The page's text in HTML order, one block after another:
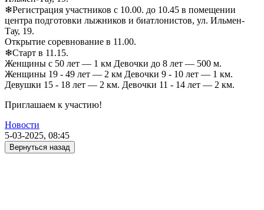
❄Регистрация участников с 10.00. до 10.45 в помещении
центра подготовки лыжников и биатлонистов, ул. Ильмен-
Тау, 19.
Открытие соревнование в 11.00.
❄Старт в 11.15.
Женщины с 50 лет — 1 км Девочки до 8 лет — 500 м.
Женщины 19 - 49 лет — 2 км Девочки 9 - 10 лет — 1 км.
Девушки 15 - 18 лет — 2 км. Девочки 11 - 14 лет — 2 км.
Приглашаем к участию!
Новости
5-03-2025, 08:45
Вернуться назад